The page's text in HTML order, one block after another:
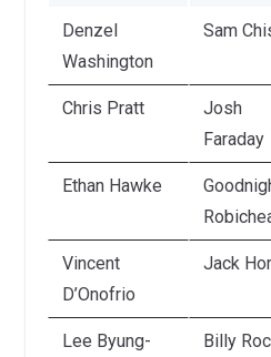
Denzel
Washington
Sam
Chris Pratt
Josh
Faraday
Ethan Hawke
Vincent
D’Onofrio
Jack
Lee Byung-
Billy